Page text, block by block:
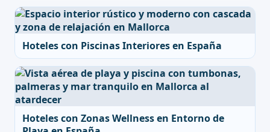
Hoteles con Piscinas Interiores en España
Hoteles con Zonas Wellness en Entorno de